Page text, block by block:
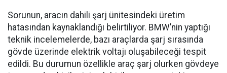
Sorunun, aracın dahili şarj ünitesindeki üretim
hatasından kaynaklandığı belirtiliyor. BMW’nin yaptığı
teknik incelemelerde, bazı araçlarda şarj sırasında
gövde üzerinde elektrik voltajı oluşabileceği tespit
edildi. Bu durumun özellikle araç şarj olurken gövdeye